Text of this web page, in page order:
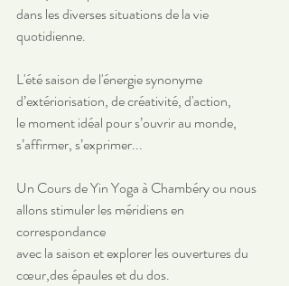
dans les diverses situations de la vie
quotidienne.
L'été saison de l'énergie synonyme
d’extériorisation, de créativité, d'action,
le moment idéal pour s’ouvrir au monde,
s’affirmer, s’exprimer...
Un Cours de Yin Yoga à Chambéry ou nous
allons stimuler les méridiens en
correspondance
avec la saison et explorer les ouvertures du
cœur,des épaules et du dos.